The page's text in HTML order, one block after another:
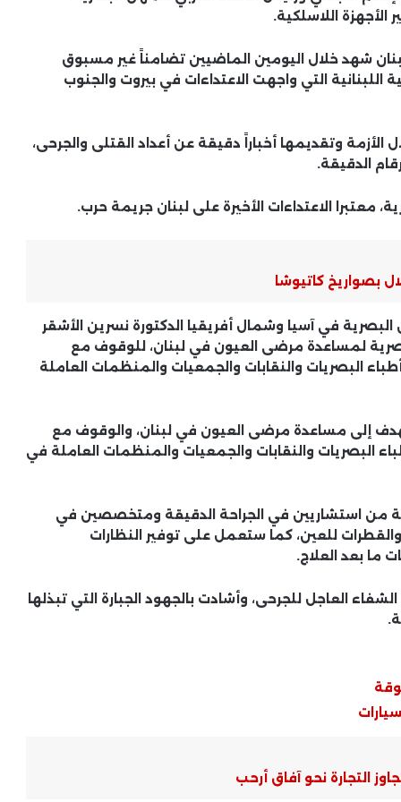
الأجهزة اللاسلكية.
شهد خلال اليومين الماضيين تضامناً غير مسبوق
اللبنانية التي واجهت الاعتداءات في بيروت والجنوب
الأزمة وتقديمها أخباراً دقيقة عن أعداد القتلى والجرحى،
الدقيقة.
معتبرا الاعتداءات الأخيرة على لبنان جريمة حرب.
بصواريخ كاتيوشا
في آسيا وشمال أفريقيا الدكتورة نسرين الأشقر
لمساعدة مرضى العيون في لبنان، للوقوف مع
البصريات والنقابات والجمعيات والمنظمات العاملة
إلى مساعدة مرضى العيون في لبنان، والوقوف مع
البصريات والنقابات والجمعيات والمنظمات العاملة في
من استشاريين في الجراحة الدقيقة ومتخصصين في
للعين، كما ستعمل على توفير النظارات
ما بعد العلاج.
العاجل للجرحى، وأشادت بالجهود الجبارة التي تبذلها
التجارة نحو آفاق أرحب
أسعار الذهب في الأسواق العربية ..
تحركات يومية وترقب من المستثمرين
الأوضاع الأمنية في العالم العربي ..
التصعيد وحدود التهدئة